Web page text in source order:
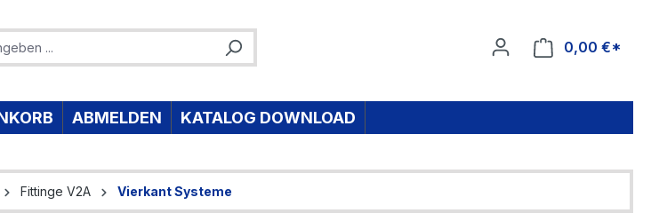
0,00 €*
ABMELDEN KATALOG DOWNLOAD
Fittinge V2A Vierkant Systeme